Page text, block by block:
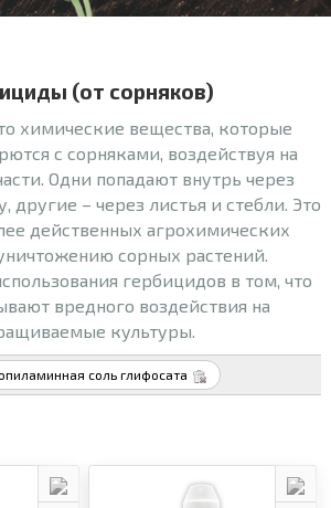
(от сорняков)
химические вещества, которые
с сорняками, воздействуя на
Одни попадают внутрь через
другие – через листья и стебли. Это
действенных агрохимических
сорных растений.
гербицидов в том, что
вредного воздействия на
культуры.
соль глифосата